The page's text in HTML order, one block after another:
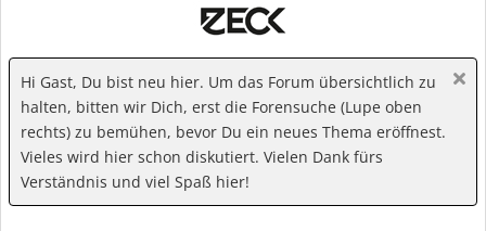
Hi Gast, Du bist neu hier. Um das Forum übersichtlich zu
halten, bitten wir Dich, erst die Forensuche (Lupe oben
rechts) zu bemühen, bevor Du ein neues Thema eröffnest.
Vieles wird hier schon diskutiert. Vielen Dank fürs
Verständnis und viel Spaß hier!